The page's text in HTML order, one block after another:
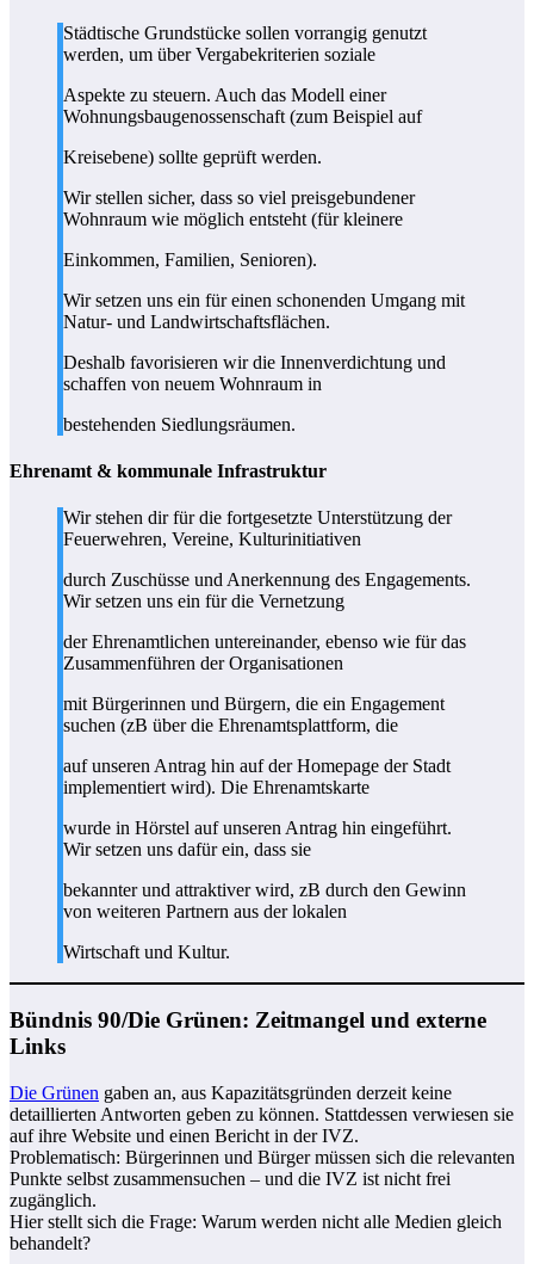
Städtische Grundstücke sollen vorrangig genutzt
werden, um über Vergabekriterien soziale
Aspekte zu steuern. Auch das Modell einer
Wohnungsbaugenossenschaft (zum Beispiel auf
Kreisebene) sollte geprüft werden.
Wir stellen sicher, dass so viel preisgebundener
Wohnraum wie möglich entsteht (für kleinere
Einkommen, Familien, Senioren).
Wir setzen uns ein für einen schonenden Umgang mit
Natur- und Landwirtschaftsflächen.
Deshalb favorisieren wir die Innenverdichtung und
schaffen von neuem Wohnraum in
bestehenden Siedlungsräumen.
Ehrenamt & kommunale Infrastruktur
Wir stehen dir für die fortgesetzte Unterstützung der
Feuerwehren, Vereine, Kulturinitiativen
durch Zuschüsse und Anerkennung des Engagements.
Wir setzen uns ein für die Vernetzung
der Ehrenamtlichen untereinander, ebenso wie für das
Zusammenführen der Organisationen
mit Bürgerinnen und Bürgern, die ein Engagement
suchen (zB über die Ehrenamtsplattform, die
auf unseren Antrag hin auf der Homepage der Stadt
implementiert wird). Die Ehrenamtskarte
wurde in Hörstel auf unseren Antrag hin eingeführt.
Wir setzen uns dafür ein, dass sie
bekannter und attraktiver wird, zB durch den Gewinn
von weiteren Partnern aus der lokalen
Wirtschaft und Kultur.
Bündnis 90/Die Grünen: Zeitmangel und externe
Links
Die Grünen gaben an, aus Kapazitätsgründen derzeit keine
detaillierten Antworten geben zu können. Stattdessen verwiesen sie
auf ihre Website und einen Bericht in der IVZ.
Problematisch: Bürgerinnen und Bürger müssen sich die relevanten
Punkte selbst zusammensuchen – und die IVZ ist nicht frei
zugänglich.
Hier stellt sich die Frage: Warum werden nicht alle Medien gleich
behandelt?